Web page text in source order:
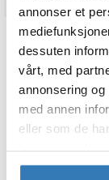
annonser et
dessuten
vårt, med
annonsering
med annen
eller som de
Bordduk Plast -
Partyland
Passer perfekt
annen fest og